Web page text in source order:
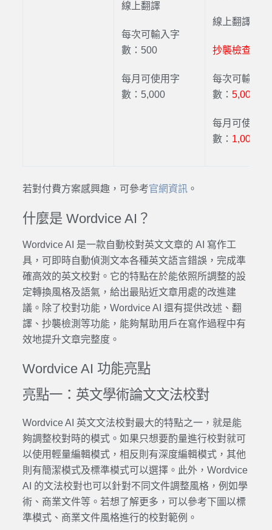
線上翻譯
每次可輸入字
數：500
每月可使用字
數：5,000
線上翻譯
抄襲檢查
每次可輸入字
數： 5,000
每月可使用字
數：
若對付費方案感興趣，可參考官網資訊。
什麼是 Wordvice AI ？
Wordvice AI 是一款自動校對英文文章的 AI 寫作工
具，可即時自動偵測文本各種英文語言錯誤，完成準
確高效的英文校對。它的特點在於能依照所調整的設
定轉換風格及語氣，給出最貼近文章用處的改進建
議。除了校對功能， Wordvice AI 還有提供改述、 翻
譯、抄襲檢測等功能，能夠幫助用戶在寫作過程中有
效地提升文章完整度。
Wordvice AI 功能亮點
亮點一： 英文學術論文文法校對
Wordvice AI 英文文法校對最大的特點之一，就是能
夠調整校對時的模式。如果只想要酌量進行校對就可
以使用輕量編輯模式，相反則有深度編輯模式，其他
則有簡潔模式及標準模式可以選擇。此外， Wordvice
AI 的文法校對也可以針對不同文件調整風格，例如學
術、商業文件等。若想了解更多，可以參考下圖以標
準模式、商業文件風格進行的校對範例。